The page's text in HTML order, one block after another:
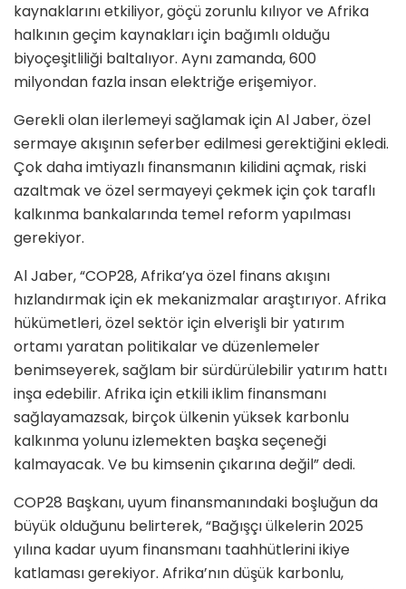
kaynaklarını etkiliyor, göçü zorunlu kılıyor ve Afrika
halkının geçim kaynakları için bağımlı olduğu
biyoçeşitliliği baltalıyor. Aynı zamanda, 600
milyondan fazla insan elektriğe erişemiyor.
Gerekli olan ilerlemeyi sağlamak için Al Jaber, özel
sermaye akışının seferber edilmesi gerektiğini ekledi.
Çok daha imtiyazlı finansmanın kilidini açmak, riski
azaltmak ve özel sermayeyi çekmek için çok taraflı
kalkınma bankalarında temel reform yapılması
gerekiyor.
Al Jaber, “COP28, Afrika’ya özel finans akışını
hızlandırmak için ek mekanizmalar araştırıyor. Afrika
hükümetleri, özel sektör için elverişli bir yatırım
ortamı yaratan politikalar ve düzenlemeler
benimseyerek, sağlam bir sürdürülebilir yatırım hattı
inşa edebilir. Afrika için etkili iklim finansmanı
sağlayamazsak, birçok ülkenin yüksek karbonlu
kalkınma yolunu izlemekten başka seçeneği
kalmayacak. Ve bu kimsenin çıkarına değil” dedi.
COP28 Başkanı, uyum finansmanındaki boşluğun da
büyük olduğunu belirterek, “Bağışçı ülkelerin 2025
yılına kadar uyum finansmanı taahhütlerini ikiye
katlaması gerekiyor. Afrika’nın düşük karbonlu,